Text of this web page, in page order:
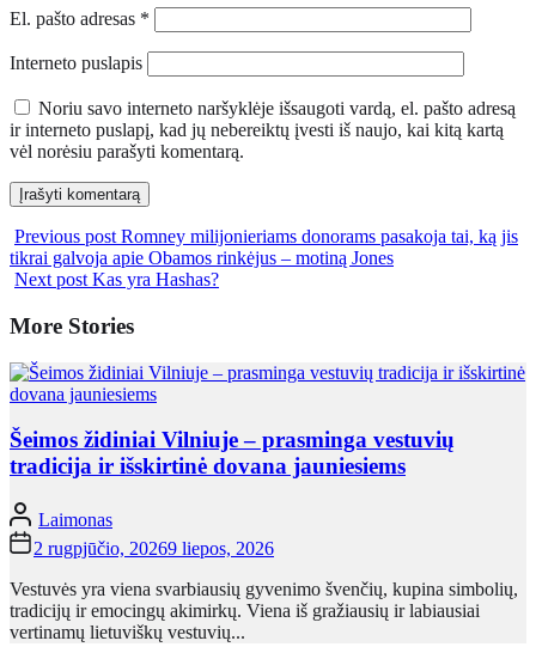
El. pašto adresas *
Interneto puslapis
Noriu savo interneto naršyklėje išsaugoti vardą, el. pašto adresą
ir interneto puslapį, kad jų nebereiktų įvesti iš naujo, kai kitą kartą
vėl norėsiu parašyti komentarą.
Previous post Romney milijonieriams donorams pasakoja tai, ką jis
tikrai galvoja apie Obamos rinkėjus – motiną Jones
Next post Kas yra Hashas?
More Stories
Šeimos židiniai Vilniuje – prasminga vestuvių
tradicija ir išskirtinė dovana jauniesiems
Laimonas
2 rugpjūčio, 20269 liepos, 2026
Vestuvės yra viena svarbiausių gyvenimo švenčių, kupina simbolių,
tradicijų ir emocingų akimirkų. Viena iš gražiausių ir labiausiai
vertinamų lietuviškų vestuvių...